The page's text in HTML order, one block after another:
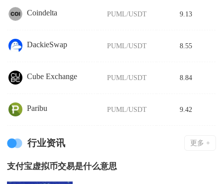
Coindelta PUML/USDT 9.13
DackieSwap PUML/USDT 8.55
Cube Exchange PUML/USDT 8.84
Paribu PUML/USDT 9.42
行业资讯 更多 +
支付宝虚拟币交易是什么意思